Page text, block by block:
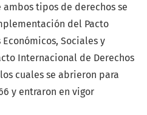
tipos de derechos se
del Pacto
Sociales y
Internacional de Derechos
cuales se abrieron para
y entraron en vigor